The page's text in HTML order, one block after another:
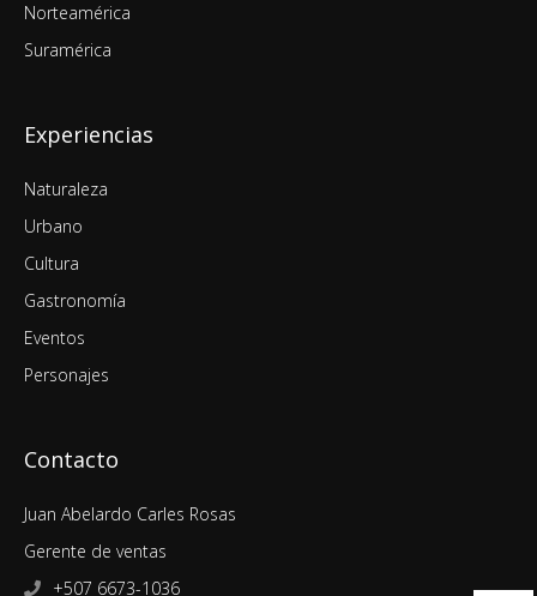
Norteamérica
Suramérica
Experiencias
Naturaleza
Urbano
Cultura
Gastronomía
Eventos
Personajes
Contacto
Juan Abelardo Carles Rosas
Gerente de ventas
+507 6673-1036